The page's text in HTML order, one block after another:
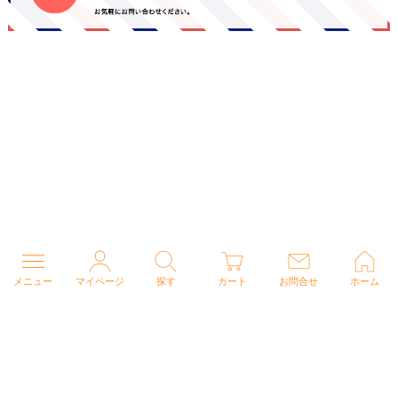
メニュー マイページ 探す カート お問合せ ホーム